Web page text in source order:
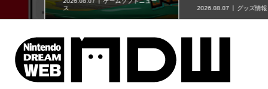
2026.08.07 グッズ情報 2026.08.07 グッズ情報